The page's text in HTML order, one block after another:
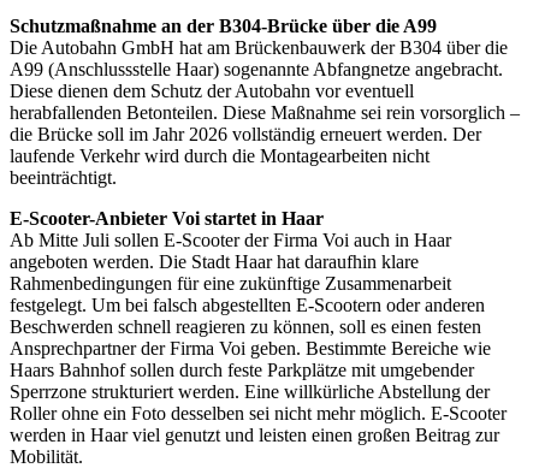
Schutzmaßnahme an der B304-Brücke über die A99
Die Autobahn GmbH hat am Brückenbauwerk der B304 über die
A99 (Anschlussstelle Haar) sogenannte Abfangnetze angebracht.
Diese dienen dem Schutz der Autobahn vor eventuell
herabfallenden Betonteilen. Diese Maßnahme sei rein vorsorglich –
die Brücke soll im Jahr 2026 vollständig erneuert werden. Der
laufende Verkehr wird durch die Montagearbeiten nicht
beeinträchtigt.
E-Scooter-Anbieter Voi startet in Haar
Ab Mitte Juli sollen E-Scooter der Firma Voi auch in Haar
angeboten werden. Die Stadt Haar hat daraufhin klare
Rahmenbedingungen für eine zukünftige Zusammenarbeit
festgelegt. Um bei falsch abgestellten E-Scootern oder anderen
Beschwerden schnell reagieren zu können, soll es einen festen
Ansprechpartner der Firma Voi geben. Bestimmte Bereiche wie
Haars Bahnhof sollen durch feste Parkplätze mit umgebender
Sperrzone strukturiert werden. Eine willkürliche Abstellung der
Roller ohne ein Foto desselben sei nicht mehr möglich. E-Scooter
werden in Haar viel genutzt und leisten einen großen Beitrag zur
Mobilität.